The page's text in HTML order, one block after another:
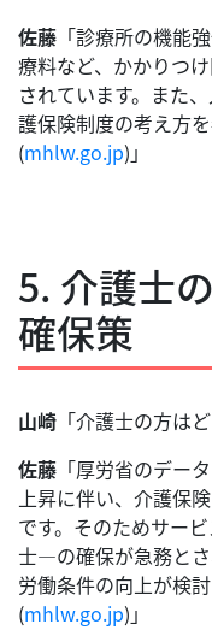
佐藤 「診療所の機能
療料など、かかりつ
されています。また
護保険制度の考え方
(mhlw.go.jp)」
5. 介護士
確保策
山崎 「介護士の方は
佐藤 「厚労省のデー
上昇に伴い、介護保
です。そのためサー
士—の確保が急務と
労働条件の向上が検
(mhlw.go.jp)」